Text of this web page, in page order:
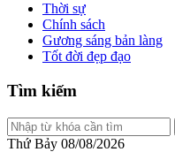
Thời sự
Chính sách
Gương sáng bản làng
Tốt đời đẹp đạo
Tìm kiếm
Thứ Bảy 08/08/2026